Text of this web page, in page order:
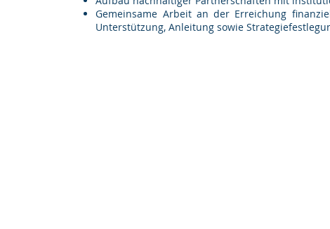
Gemeinsame Arbeit an der Erreichung
Unterstützung, Anleitung sowie